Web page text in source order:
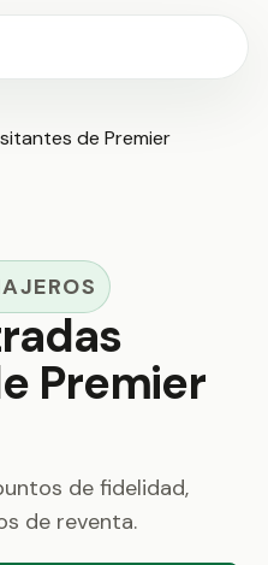
de Premier
Premier
de fidelidad,
de reventa.